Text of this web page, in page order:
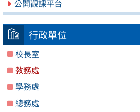
公開觀課平台
行政單位
校長室
教務處
學務處
總務處